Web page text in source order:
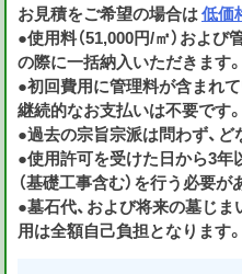
お見積をご希望の場合は低価
●使用料（51,000円/㎡）および
の際に一括納入いただきます。
●初回費用に管理料が含まれ
継続的なお支払いは不要です。
●過去の宗旨宗派は問わず、
●使用許可を受けた日から3年
（基礎工事含む）を行う必要が
●墓石代、および将来の墓じま
用は全額自己負担となります。